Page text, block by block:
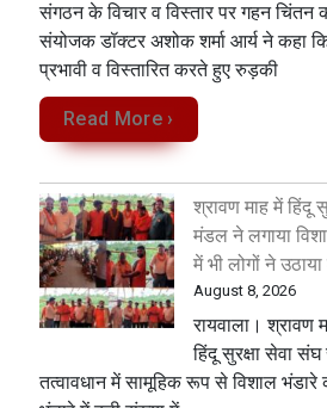
संगठन के विचार व विस्तार पर गहन चिंतन
संयोजक डॉक्टर अशोक शर्मा आर्य ने कहा
प्रभावी व विस्तारित करते हुए रुड़की
Read More ›
श्रावण माह में हिंदू
मंडल ने लगाया
में भी लोगों ने
August 8, 2026
रायवाला। श्रावण
हिंदू सुरक्षा सेवा
तत्वावधान में सामूहिक रूप से विशाल